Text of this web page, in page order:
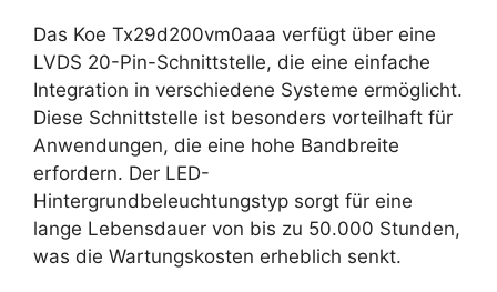
Das Koe Tx29d200vm0aaa verfügt über eine
LVDS 20-Pin-Schnittstelle, die eine einfache
Integration in verschiedene Systeme ermöglicht.
Diese Schnittstelle ist besonders vorteilhaft für
Anwendungen, die eine hohe Bandbreite
erfordern. Der LED-
Hintergrundbeleuchtungstyp sorgt für eine
lange Lebensdauer von bis zu 50.000 Stunden,
was die Wartungskosten erheblich senkt.